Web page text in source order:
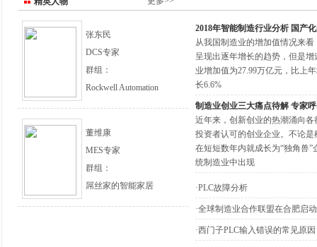
张东民
DCS专家
群组：
Rockwell Automation
董维康
MES专家
群组：
屌丝家的智能家居
2018年智能制造行业分析 国产
从我国制造业的增加值情况来看
呈现出逐年增长的趋势，但是
业增加值为27.99万亿元，比上
长6.6%
制造业创业三大痛点待解 专家
近年来，创新创业的热潮涌向
投资者认可的创业企业。不论
在短短数年内就成长为“独角兽
统制造业中出现
·PLC故障分析
·全球制造业合作联盟在合肥启动
·西门子PLC输入错误的常见原因